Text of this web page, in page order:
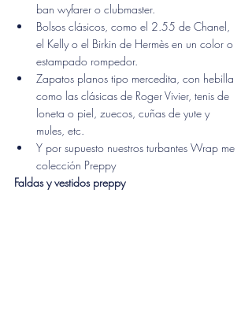
ban wyfarer o clubmaster.
Bolsos clásicos, como el 2.55 de Chanel,
el Kelly o el Birkin de Hermès en un color o
estampado rompedor.
Zapatos planos tipo mercedita, con hebilla
como las clásicas de Roger Vivier, tenis de
loneta o piel, zuecos, cuñas de yute y
mules, etc.
Y por supuesto nuestros turbantes Wrap me
colección Preppy
Faldas y vestidos preppy